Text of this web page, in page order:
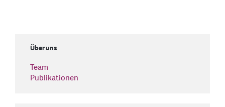
Über uns
Team
Publikationen